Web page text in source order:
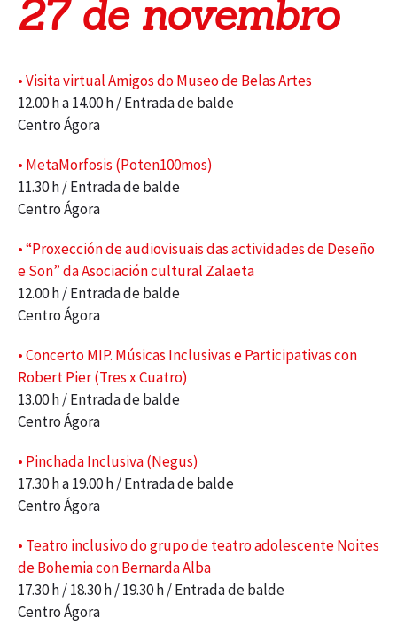
27 de novembro
• Visita virtual Amigos do Museo de Belas Artes
12.00 h a 14.00 h / Entrada de balde
Centro Ágora
• MetaMorfosis (Poten100mos)
11.30 h / Entrada de balde
Centro Ágora
• “Proxección de audiovisuais das actividades de Deseño
e Son” da Asociación cultural Zalaeta
12.00 h / Entrada de balde
Centro Ágora
• Concerto MIP. Músicas Inclusivas e Participativas con
Robert Pier (Tres x Cuatro)
13.00 h / Entrada de balde
Centro Ágora
• Pinchada Inclusiva (Negus)
17.30 h a 19.00 h / Entrada de balde
Centro Ágora
• Teatro inclusivo do grupo de teatro adolescente Noites
de Bohemia con Bernarda Alba
17.30 h / 18.30 h / 19.30 h / Entrada de balde
Centro Ágora